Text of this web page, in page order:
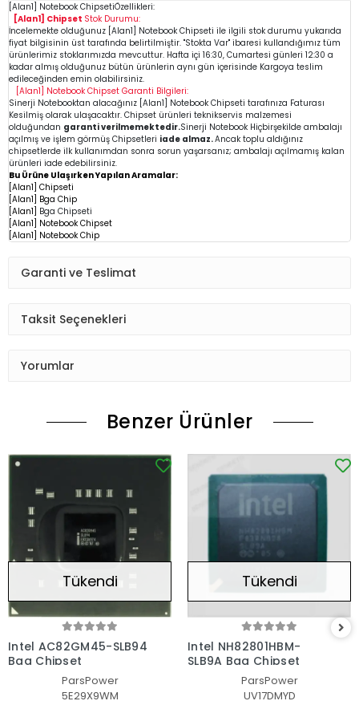
[Alan1] Notebook ChipsetiÖzellikleri:
[Alan1] Chipset Stok Durumu:
İncelemekte olduğunuz [Alan1] Notebook Chipseti ile ilgili stok durumu yukarıda
fiyat bilgisinin üst tarafında belirtilmiştir. "Stokta Var" ibaresi kullandığımız tüm
ürünlerimiz stoklarımızda mevcuttur. Hafta içi 16:30, Cumartesi günleri 12:30 a
kadar almış olduğunuz bütün ürünlerin aynı gün içerisinde Kargoya teslim
edileceğinden emin olabilirsiniz.
[Alan1] Notebook Chipset Garanti Bilgileri:
Sinerji Notebooktan alacağınız [Alan1] Notebook Chipseti tarafınıza Faturası
Kesilmiş olarak ulaşacaktır. Chipset ürünleri teknikservis malzemesi
olduğundan garanti verilmemektedir.Sinerji Notebook Hiçbirşekilde ambalajı
açılmış ve işlem görmüş Chipsetleri iade almaz.Ancak toplu aldığınız
chipsetlerde ilk kullanımdan sonra sorun yaşarsanız; ambalajı açılmamış kalan
ürünleri iade edebilirsiniz.
Bu Ürüne Ulaşırken Yapılan Aramalar:
[Alan1] Chipseti
[Alan1] Bga Chip
[Alan1] Bga Chipseti
[Alan1] Notebook Chipset
[Alan1] Notebook Chip
Garanti ve Teslimat
Taksit Seçenekleri
Yorumlar
Benzer Ürünler
Tükendi
Intel AC82GM45-SLB94
Bga Chipset
ParsPower
5E29X9WM
Tükendi
Intel NH82801HBM-
SLB9A Bga Chipset
ParsPower
UV17DMYD